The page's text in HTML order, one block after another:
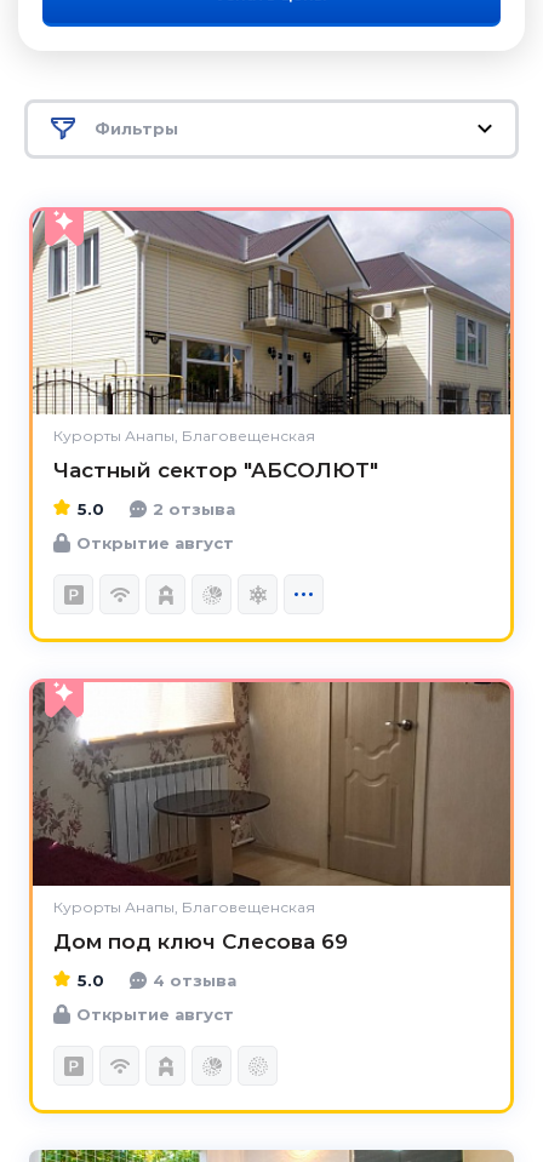
Фильтры
Курорты Анапы, Благовещенская
Частный сектор "АБСОЛЮТ"
5.0
5.0
2 отзыва
Открытие август
Курорты Анапы, Благовещенская
Дом под ключ Слесова 69
5.0
4 отзыва
Открытие август